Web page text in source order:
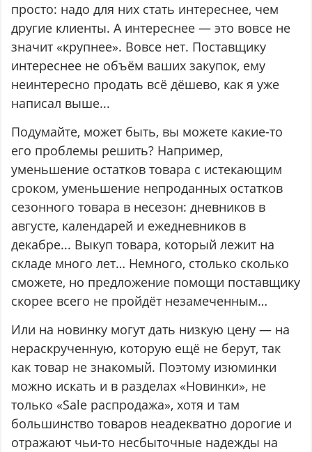
просто: надо для них стать интереснее, чем
другие клиенты. А интереснее — это вовсе не
значит «крупнее». Вовсе нет. Поставщику
интереснее не объём ваших закупок, ему
неинтересно продать всё дёшево, как я уже
написал выше...
Подумайте, может быть, вы можете какие-то
его проблемы решить? Например,
уменьшение остатков товара с истекающим
сроком, уменьшение непроданных остатков
сезонного товара в несезон: дневников в
августе, календарей и ежедневников в
декабре... Выкуп товара, который лежит на
складе много лет… Немного, столько сколько
сможете, но предложение помощи поставщику
скорее всего не пройдёт незамеченным…
Или на новинку могут дать низкую цену — на
нераскрученную, которую ещё не берут, так
как товар не знакомый. Поэтому изюминки
можно искать и в разделах «Новинки», не
только «Sale распродажа», хотя и там
большинство товаров неадекватно дорогие и
отражают чьи-то несбыточные надежды на